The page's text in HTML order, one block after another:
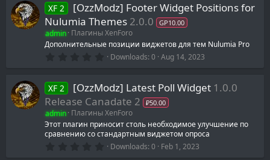
s
t
a
r
(
XF 2
[OzzModz] Footer Widget Positions for
Nulumia Themes 2.0.0 GP10.00
admin Плагины XenForo
Дополнительные позиции виджетов для тем Nulumia Pro
0
s
t
a
r
(
s
Downloads 0 Aug 14, 2023
XF 2 [OzzModz] Latest Poll Widget 1.0.0
Release Canadate 2
₽50.00
admin Плагины XenForo
Этот плагин приносит столь необходимое улучшение по
сравнению со стандартным виджетом опроса
0 Downloads 0 Feb 1, 2023